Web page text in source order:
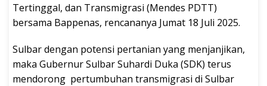
Tertinggal, dan Transmigrasi (Mendes PDTT)
bersama Bappenas, rencananya Jumat 18 Juli 2025.
Sulbar dengan potensi pertanian yang menjanjikan,
maka Gubernur Sulbar Suhardi Duka (SDK) terus
mendorong pertumbuhan transmigrasi di Sulbar